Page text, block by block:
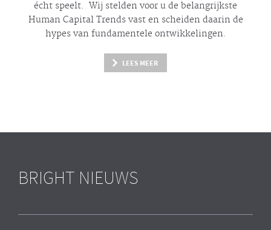
écht speelt. Wij stelden voor u de belangrijkste
Human Capital Trends vast en scheiden daarin de
hypesvan fundamentele ontwikkelingen.
LEES MEER
BRIGHT NIEUWS